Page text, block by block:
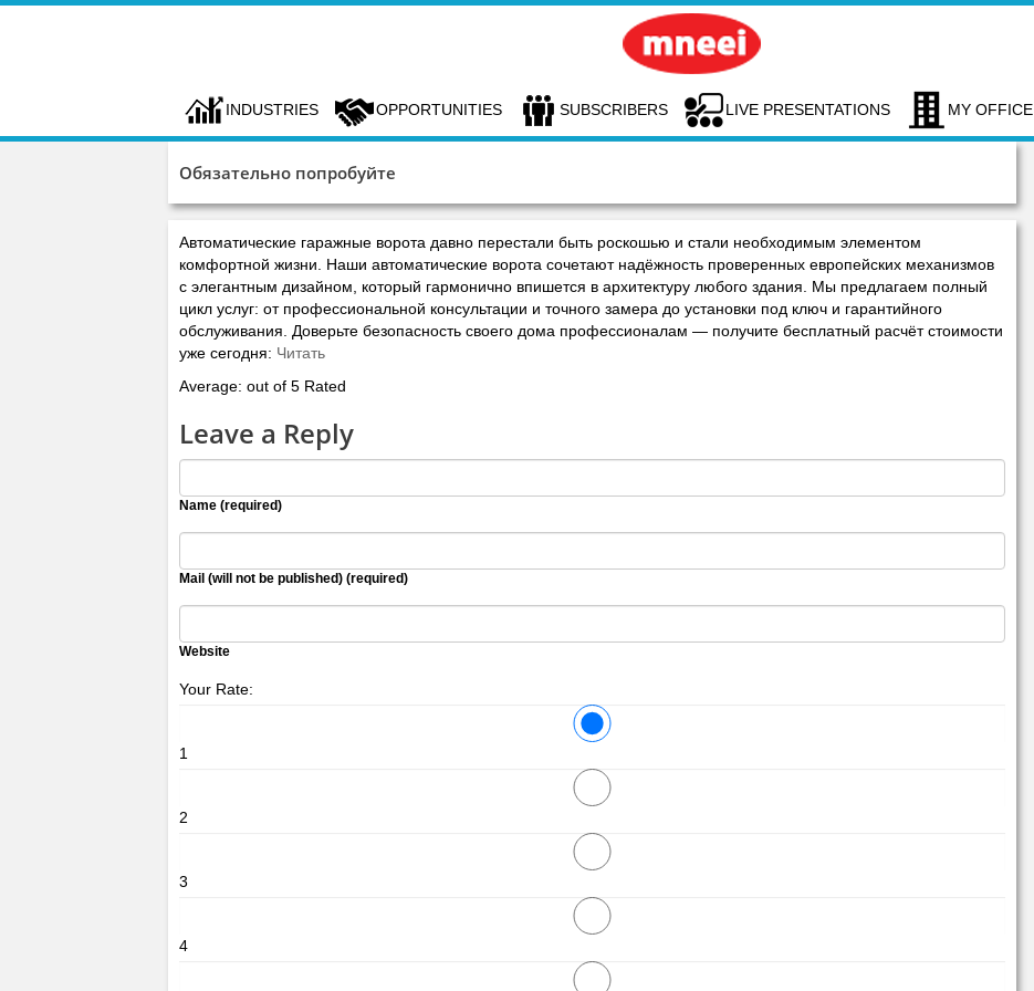
INDUSTRIES OPPORTUNITIES SUBSCRIBERS LIVE PRESENTATIONS MY OFFICE
Обязательно попробуйте
Автоматические гаражные ворота давно перестали быть роскошью и стали необходимым элементом
комфортной жизни. Наши автоматические ворота сочетают надёжность проверенных европейских механизмов
с элегантным дизайном, который гармонично впишется в архитектуру любого здания. Мы предлагаем полный
цикл услуг: от профессиональной консультации и точного замера до установки под ключ и гарантийного
обслуживания. Доверьте безопасность своего дома профессионалам — получите бесплатный расчёт стоимости
уже сегодня: Читать
Average: out of 5 Rated
Leave a Reply
Name (required)
Mail (will not be published) (required)
Website
Your Rate:
1
2
3
4